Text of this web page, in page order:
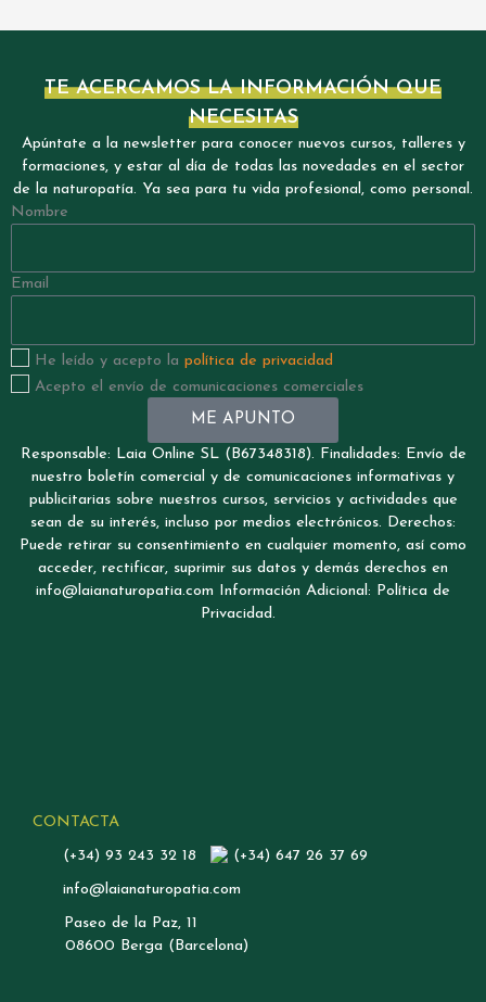
TE ACERCAMOS LA INFORMACIÓN QUE
NECESITAS
Apúntate a la newsletter para conocer nuevos cursos, talleres y
formaciones, y estar al día de todas las novedades en el sector
de la naturopatía. Ya sea para tu vida profesional, como personal.
Nombre
Email
He leído y acepto la política de privacidad
Acepto el envío de comunicaciones comerciales
ME APUNTO
Responsable: Laia Online SL (B67348318). Finalidades: Envío de
nuestro boletín comercial y de comunicaciones informativas y
publicitarias sobre nuestros cursos, servicios y actividades que
sean de su interés, incluso por medios electrónicos. Derechos:
Puede retirar su consentimiento en cualquier momento, así como
acceder, rectificar, suprimir sus datos y demás derechos en
info@laianaturopatia.com Información Adicional: Política de
Privacidad.
CONTACTA
(+34) 93 243 32 18 (+34) 647 26 37 69
info@laianaturopatia.com
Paseo de la Paz, 11
08600 Berga (Barcelona)